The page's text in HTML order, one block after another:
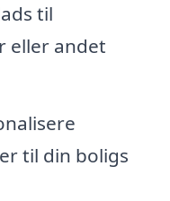
til
eller andet
til din boligs